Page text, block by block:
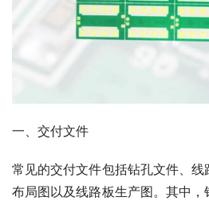
一、交付文件
常见的交付文件包括钻孔文件、
布局图以及线路板生产图。其中